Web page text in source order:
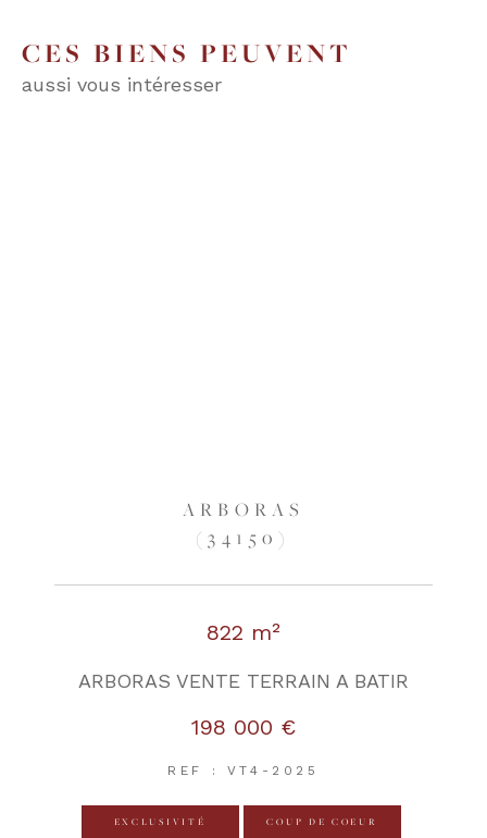
CES BIENS PEUVENT
aussi vous intéresser
ARBORAS
(34150)
822 m²
ARBORAS VENTE TERRAIN A BATIR
198 000 €
REF : VT4-2025
EXCLUSIVITÉ COUP DE COEUR